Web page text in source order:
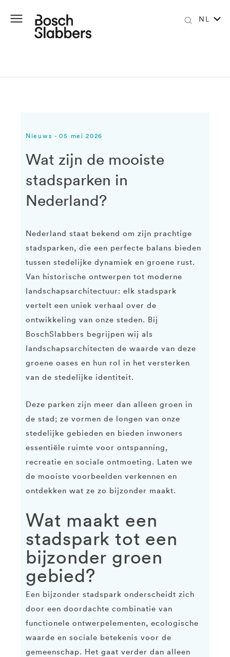
NL
Nieuws - 05 mei 2026
Wat zijn de mooiste
stadsparken in
Nederland?
Nederland staat bekend om zijn prachtige
stadsparken, die een perfecte balans bieden
tussen stedelijke dynamiek en groene rust.
Van historische ontwerpen tot moderne
landschapsarchitectuur: elk stadspark
vertelt een uniek verhaal over de
ontwikkeling van onze steden. Bij
BoschSlabbers begrijpen wij als
landschapsarchitecten de waarde van deze
groene oases en hun rol in het versterken
van de stedelijke identiteit.
Deze parken zijn meer dan alleen groen in
de stad; ze vormen de longen van onze
stedelijke gebieden en bieden inwoners
essentiële ruimte voor ontspanning,
recreatie en sociale ontmoeting. Laten we
de mooiste voorbeelden verkennen en
ontdekken wat ze zo bijzonder maakt.
Wat maakt een
stadspark tot een
bijzonder groen
gebied?
Een bijzonder stadspark onderscheidt zich
door een doordachte combinatie van
functionele ontwerpelementen, ecologische
waarde en sociale betekenis voor de
gemeenschap. Het gaat verder dan alleen